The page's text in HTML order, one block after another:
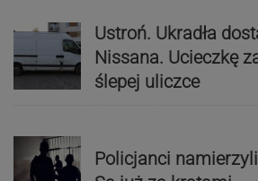
Ustroń. Ukradła
Nissana. Ucieczkę
ślepej uliczce
Policjanci